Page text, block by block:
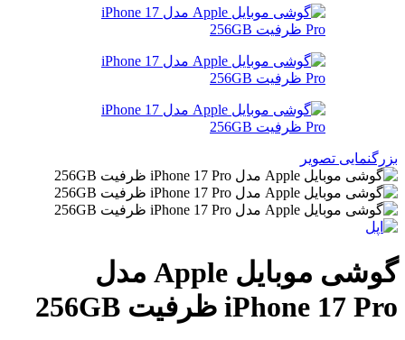
بزرگنمایی تصویر
گوشی موبایل Apple مدل
iPhone 17 Pro ظرفیت 256GB